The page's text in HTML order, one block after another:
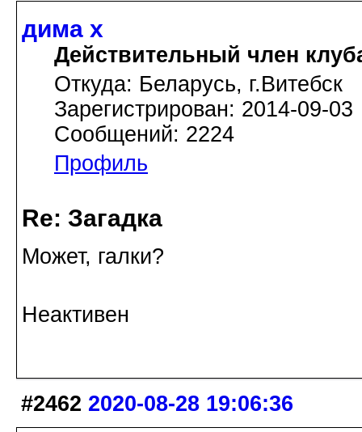
дима х
Действительный член
Откуда: Беларусь, г.Витебск
Зарегистрирован: 2014-09-03
Сообщений: 2224
Профиль
Re: Загадка
Может, галки?
Неактивен
#2462 2020-08-28 19:06:36